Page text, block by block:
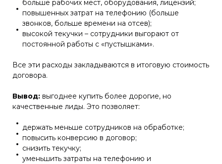
больше рабочих мест, оборудования, лицензий;
повышенных затрат на телефонию (больше
звонков, больше времени на отсев);
высокой текучки – сотрудники выгорают от
постоянной работы с «пустышками».
Все эти расходы закладываются в итоговую стоимость
договора.
Вывод: выгоднее купить более дорогие, но
качественные лиды. Это позволяет:
держать меньше сотрудников на обработке;
повысить конверсию в договор;
снизить текучку;
уменьшить затраты на телефонию и